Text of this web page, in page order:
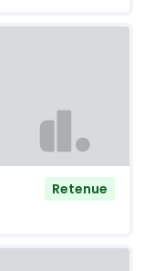
Retenue